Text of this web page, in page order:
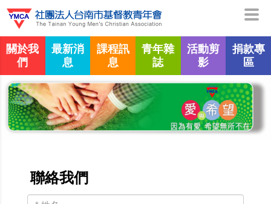
關於我
們
最新消
息
課程訊
息
青年雜
誌
活動剪
影
捐款專
區
聯絡我們